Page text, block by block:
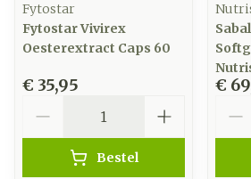
Fytostar
Fytostar Vivirex
Oesterextract Caps 60
€ 35,95
Bestel
€